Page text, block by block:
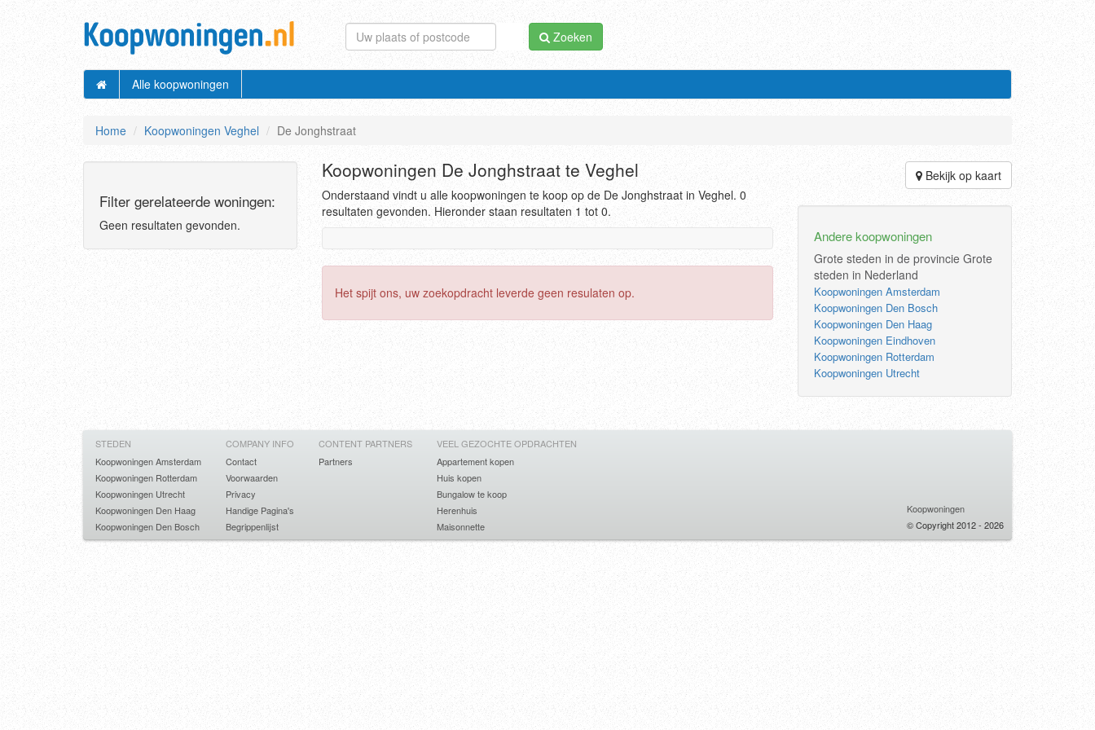
Zoeken
Alle koopwoningen
Home Koopwoningen Veghel De Jonghstraat
Koopwoningen De Jonghstraat te Veghel
Onderstaand vindt u alle koopwoningen te koop op de De Jonghstraat in Veghel. 0
resultaten gevonden. Hieronder staan resultaten 1 tot 0.
Het spijt ons, uw zoekopdracht leverde geen resulaten op.
Bekijk op kaart
Andere koopwoningen
Grote steden in de provincie Grote
steden in Nederland
Koopwoningen Amsterdam
Koopwoningen Den Bosch
Koopwoningen Den Haag
Koopwoningen Eindhoven
Koopwoningen Rotterdam
Koopwoningen Utrecht
Filter gerelateerde woningen:
Geen resultaten gevonden.
STEDEN
Koopwoningen Amsterdam
Koopwoningen Rotterdam
Koopwoningen Utrecht
Koopwoningen Den Haag
Koopwoningen Den Bosch
COMPANY INFO
Contact
Voorwaarden
Privacy
Handige Pagina's
Begrippenlijst
CONTENT PARTNERS
Partners
VEEL GEZOCHTE OPDRACHTEN
Appartement kopen
Huis kopen
Bungalow te koop
Herenhuis
Maisonnette
Koopwoningen
© Copyright 2012 - 2026